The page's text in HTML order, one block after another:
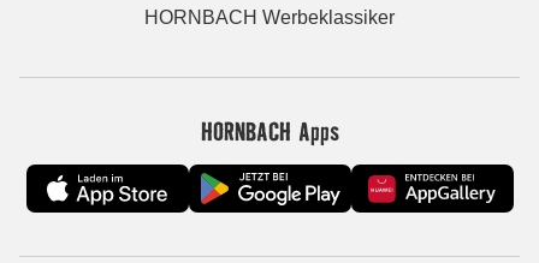
HORNBACH Werbeklassiker
HORNBACH Apps